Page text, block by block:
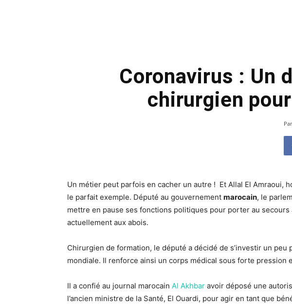
Coronavirus : Un
chirurgien
Par
Un métier peut parfois en cacher un autre ! Et Allal El Amraoui,
le parfait exemple. Député au gouvernement marocain, le
mettre en pause ses fonctions politiques pour porter au
actuellement aux abois.
Chirurgien de formation, le député a décidé de s’investir un peu
mondiale. Il renforce ainsi un corps médical sous forte pression
Il a confié au journal marocain Al Akhbar avoir déposé une
l’ancien ministre de la Santé, El Ouardi, pour agir en tant que